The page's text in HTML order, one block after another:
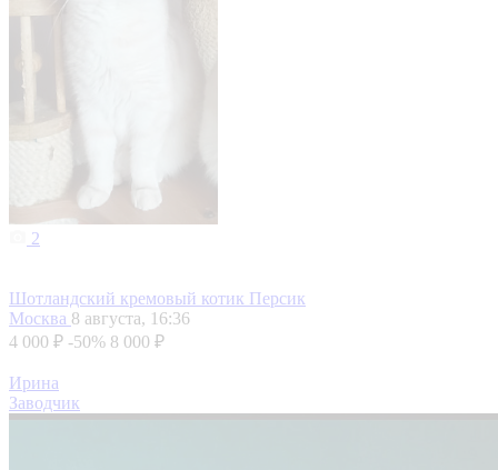
2
Шотландский кремовый котик Персик
Москва 8 августа, 16:36
4 000 ₽ -50% 8 000 ₽
Ирина
Заводчик